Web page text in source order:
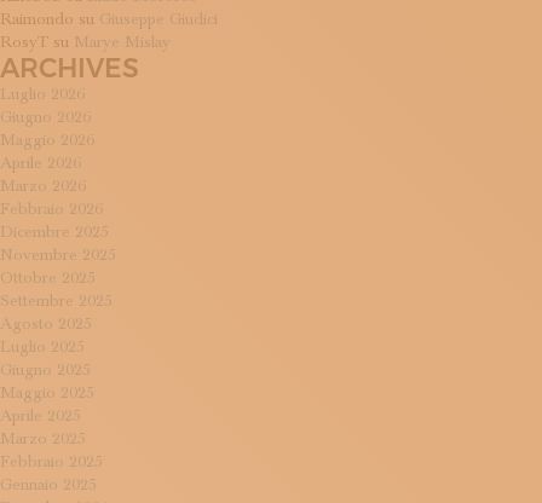
Raimondo su Giuseppe Giudici
RosyT su Marye Mislay
ARCHIVES
Luglio 2026
Giugno 2026
Maggio 2026
Aprile 2026
Marzo 2026
Febbraio 2026
Dicembre 2025
Novembre 2025
Ottobre 2025
Settembre 2025
Agosto 2025
Luglio 2025
Giugno 2025
Maggio 2025
Aprile 2025
Marzo 2025
Febbraio 2025
Gennaio 2025